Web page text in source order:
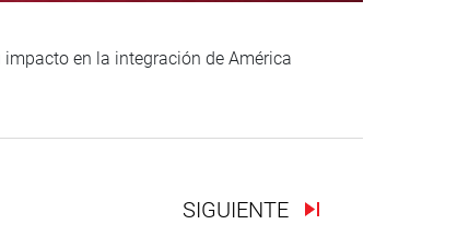
en la integración de América
SIGUIENTE